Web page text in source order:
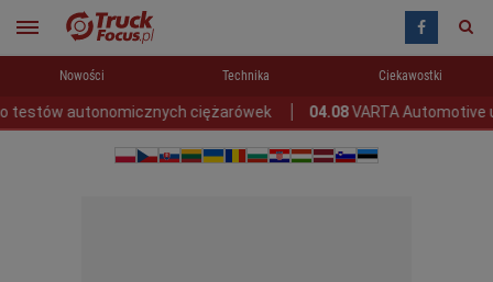
Nowości Technika Ciekawostki
autonomicznych ciężarówek 04.08 VARTA Automotive